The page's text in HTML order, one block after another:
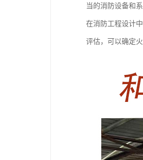
当的消防设备和系
在消防工程设计
评估，可以确定